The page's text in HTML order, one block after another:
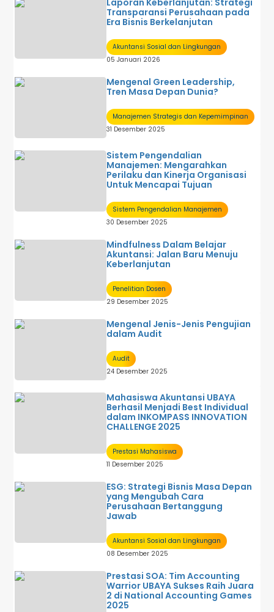
Transparansi Perusahaan pada
Era Bisnis Berkelanjutan
Akuntansi Sosial dan Lingkungan
05 Januari 2026
Mengenal Green Leadership,
Tren Masa Depan Dunia?
Manajemen Strategis dan Kepemimpinan
31 Desember 2025
Sistem Pengendalian
Manajemen: Mengarahkan
Perilaku dan Kinerja Organisasi
Untuk Mencapai Tujuan
Sistem Pengendalian Manajemen
30 Desember 2025
Mindfulness Dalam Belajar
Akuntansi: Jalan Baru Menuju
Keberlanjutan
Penelitian Dosen
29 Desember 2025
Mengenal Jenis-Jenis Pengujian
dalam Audit
Audit
24 Desember 2025
Mahasiswa Akuntansi UBAYA
Berhasil Menjadi Best Individual
dalam INKOMPASS INNOVATION
CHALLENGE 2025
Prestasi Mahasiswa
11 Desember 2025
ESG: Strategi Bisnis Masa Depan
yang Mengubah Cara
Perusahaan Bertanggung
Jawab
Akuntansi Sosial dan Lingkungan
08 Desember 2025
Prestasi SOA: Tim Accounting
Warrior UBAYA Sukses Raih Juara
2 di National Accounting Games
2025